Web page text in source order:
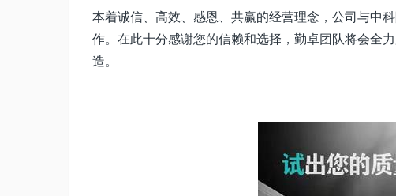
本着诚信、高效、感恩、共赢的经营理念，公司与中
作。在此十分感谢您的信赖和选择，勤卓团队将会全
造。